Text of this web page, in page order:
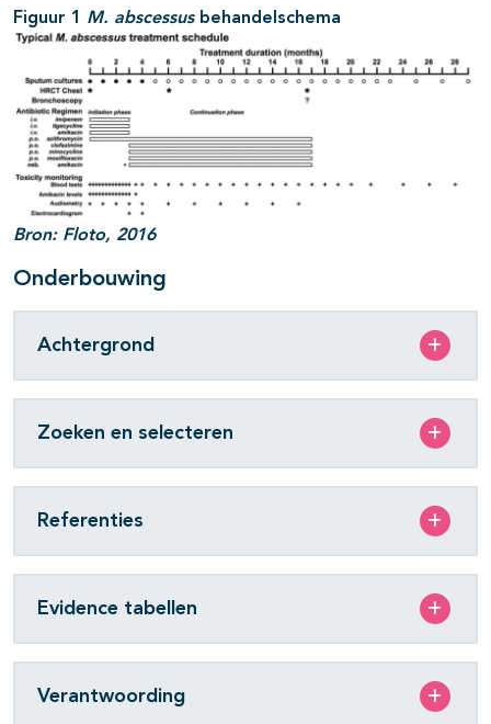
Figuur 1 M. abscessusbehandelschema
Bron: Floto, 2016
Onderbouwing
Achtergrond
Zoeken en selecteren
Referenties
Evidence tabellen
Verantwoording